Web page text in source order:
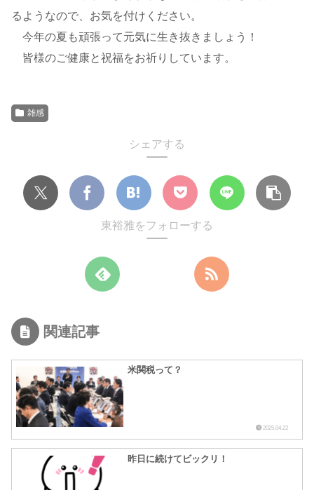
るようなので、お気を付けください。
今年の夏も頑張って元気に生き抜きましょう！
皆様のご健康と祝福をお祈りしています。
雑感
シェアする
東裕雅をフォローする
関連記事
米関税って？
2025.04.22
昨日に続けてビックリ！